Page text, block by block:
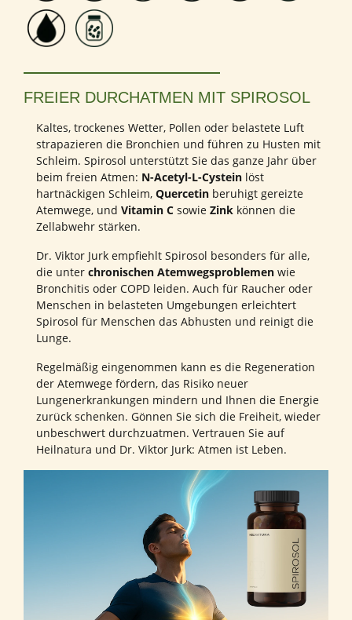
FREIER DURCHATMEN MIT SPIROSOL
Kaltes, trockenes Wetter, Pollen oder belastete Luft
strapazieren die Bronchien und führen zu Husten mit
Schleim. Spirosol unterstützt Sie das ganze Jahr über
beim freien Atmen: N-Acetyl-L-Cystein löst
hartnäckigen Schleim, Quercetin beruhigt gereizte
Atemwege, und Vitamin C sowie Zink können die
Zellabwehr stärken.
Dr. Viktor Jurk empfiehlt Spirosol besonders für alle,
die unter chronischen Atemwegsproblemen wie
Bronchitis oder COPD leiden. Auch für Raucher oder
Menschen in belasteten Umgebungen erleichtert
Spirosol für Menschen das Abhusten und reinigt die
Lunge.
Regelmäßig eingenommen kann es die Regeneration
der Atemwege fördern, das Risiko neuer
Lungenerkrankungen mindern und Ihnen die Energie
zurück schenken. Gönnen Sie sich die Freiheit, wieder
unbeschwert durchzuatmen. Vertrauen Sie auf
Heilnatura und Dr. Viktor Jurk: Atmen ist Leben.